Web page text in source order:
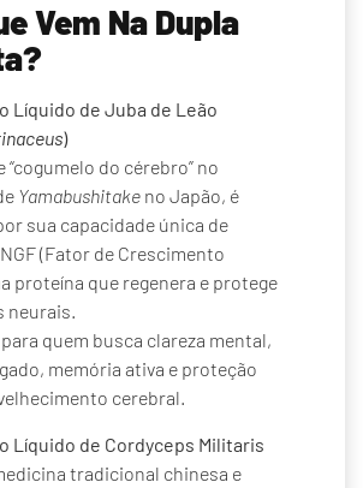
Vem Na Dupla
Líquido de Juba de Leão
)
“cogumelo do cérebro” no
Yamabushitake no Japão, é
sua capacidade única de
(Fator de Crescimento
proteína que regenera e protege
neurais.
quem busca clareza mental,
memória ativa e proteção
cerebral.
Líquido de Cordyceps Militaris
tradicional chinesa e